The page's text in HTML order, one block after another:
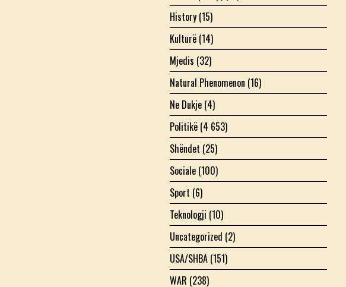
History (15)
Kulturë (14)
Mjedis (32)
Natural Phenomenon (16)
Ne Dukje (4)
Politikë (4 653)
Shëndet (25)
Sociale (100)
Sport (6)
Teknologji (10)
Uncategorized (2)
USA/SHBA (151)
WAR (238)